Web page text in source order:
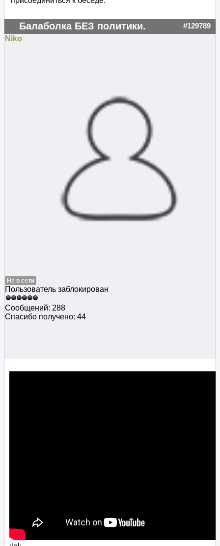
Балаболка БЕЗ политики. #129789
Niko
Не в сети
Пользователь заблокирован
Сообщений: 288
Спасибо получено: 44